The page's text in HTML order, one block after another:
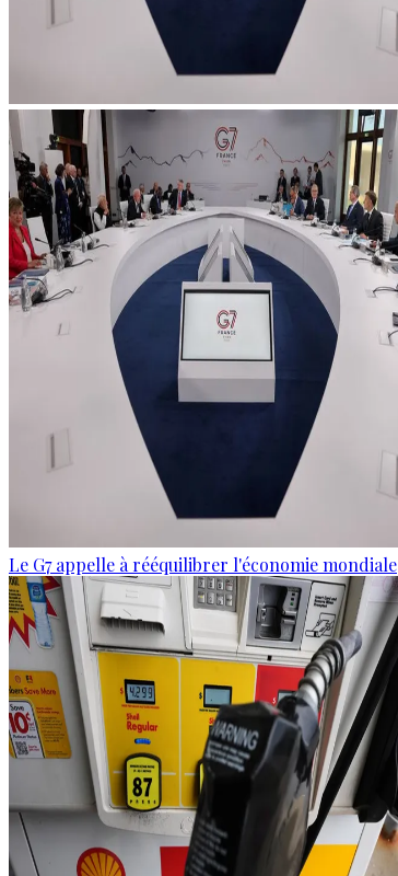
Le G7 appelle à rééquilibrer l'économie mondiale